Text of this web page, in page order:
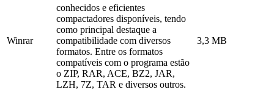
Winrar
conhecidos e eficientes
compactadores disponíveis, tendo
como principal destaque a
compatibilidade com diversos
formatos. Entre os formatos
compatíveis com o programa estão
o ZIP, RAR, ACE, BZ2, JAR,
LZH, 7Z, TAR e diversos outros.
3,3 MB